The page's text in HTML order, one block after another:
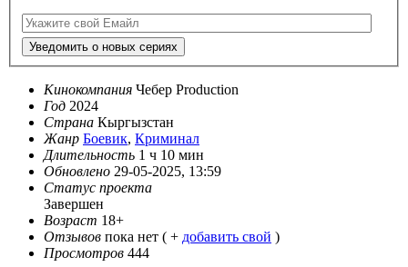
Уведомить о новых сериях
Кинокомпания Чебер Production
Год 2024
Страна Кыргызстан
Жанр Боевик, Криминал
Длительность 1 ч 10 мин
Обновлено 29-05-2025, 13:59
Статус проекта
Завершен
Возраст 18+
Отзывов пока нет ( + добавить свой )
Просмотров 444